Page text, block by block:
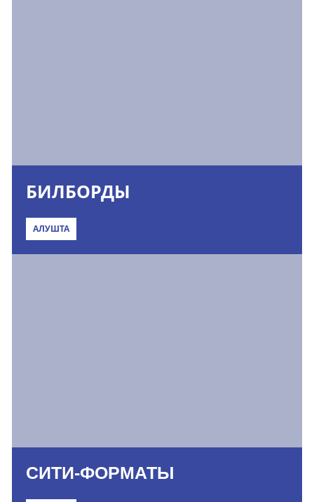
БИЛБОРДЫ
АЛУШТА
СИТИ-ФОРМАТЫ